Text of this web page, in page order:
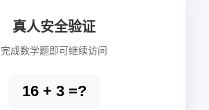
真人安全验证
完成数学题即可继续访问
16 + 3 =?